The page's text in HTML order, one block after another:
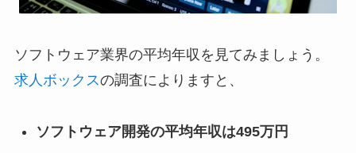
ソフトウェア業界の平均年収を見てみましょう。
求人ボックスの調査によりますと、
ソフトウェア開発の平均年収は495万円